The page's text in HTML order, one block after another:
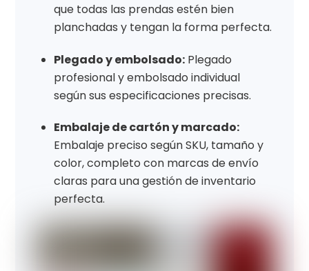
que todas las prendas estén bien
planchadas y tengan la forma perfecta.
Plegado y embolsado: Plegado
profesional y embolsado individual
según sus especificaciones precisas.
Embalaje de cartón y marcado:
Embalaje preciso según SKU, tamaño y
color, completo con marcas de envío
claras para una gestión de inventario
perfecta.